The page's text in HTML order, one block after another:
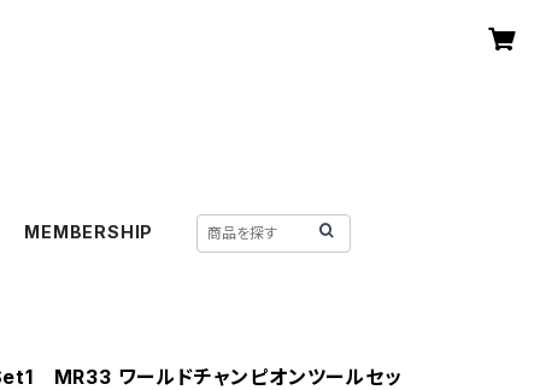
MEMBERSHIP
MR33 ワールドチャンピオンツールセッ